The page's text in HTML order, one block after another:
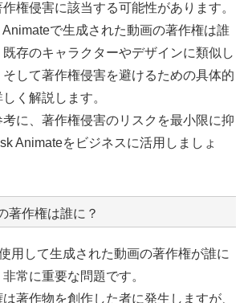
権侵害に該当する可能性があります。
で生成された動画の著作権は誰
存のキャラクターやデザインに類似し
して著作権侵害を避けるための具体的
く解説します。
に、著作権侵害のリスクを最小限に抑
Animateをビジネスに活用しましょ
著作権は誰に？
用して生成された動画の著作権が誰に
常に重要な問題です。
著作物を創作した者に発生しますが、